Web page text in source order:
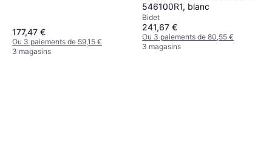
177,47 €
Ou 3 paiements de 59,15 €
3 magasins
546100R1, blanc
Bidet
241,67 €
Ou 3 paiements de 80,55 €
3 magasins